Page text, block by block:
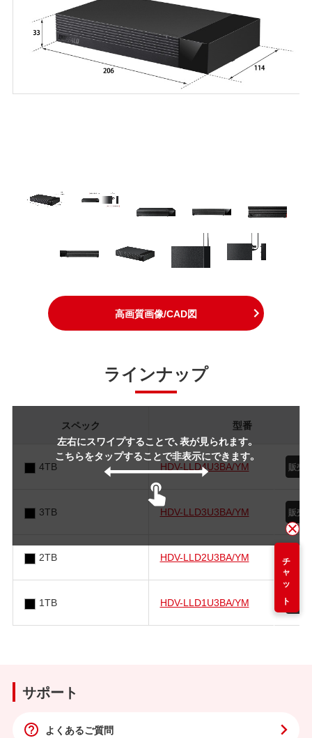
高画質画像/CAD図
ラインナップ
左右にスワイプすることで、表が見られます。
こちらをタップすることで非表示にできます。
スペック 型番
4TB HDV-LLD4U3BA/YM
3TB HDV-LLD3U3BA/YM
2TB HDV-LLD2U3BA/YM
1TB HDV-LLD1U3BA/YM
サポート
よくあるご質問
チャット